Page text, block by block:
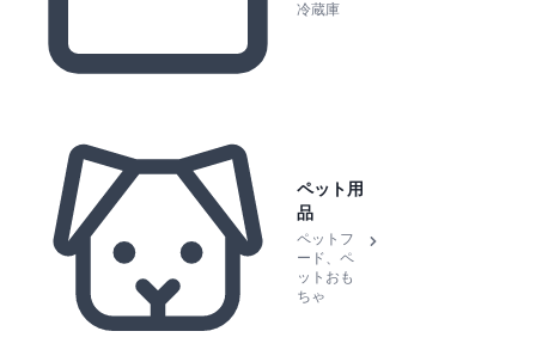
冷蔵庫
ペット用
品
ペットフ
ード、ペ
ットおも
ちゃ